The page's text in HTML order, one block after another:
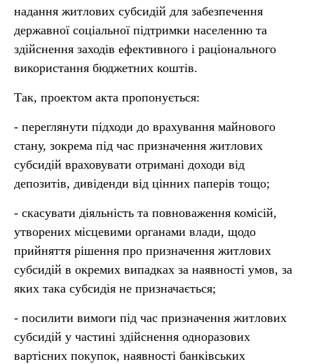
надання житлових субсидій для забезпечення
державної соціальної підтримки населенню та
здійснення заходів ефективного і раціонального
використання бюджетних коштів.
Так, проектом акта пропонується:
- переглянути підходи до врахування майнового
стану, зокрема під час призначення житлових
субсидій враховувати отримані доходи від
депозитів, дивіденди від цінних паперів тощо;
- скасувати діяльність та повноваження комісій,
утворених місцевими органами влади, щодо
прийняття рішення про призначення житлових
субсидій в окремих випадках за наявності умов, за
яких така субсидія не призначається;
- посилити вимоги під час призначення житлових
субсидій у частині здійснення одноразових
вартісних покупок, наявності банківських